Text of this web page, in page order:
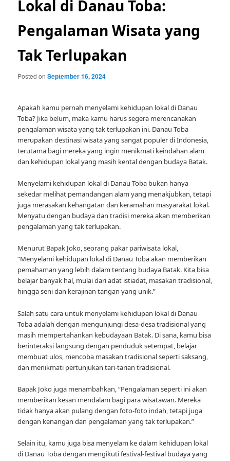
Lokal di Danau Toba:
Pengalaman Wisata yang
Tak Terlupakan
Posted onSeptember 16, 2024
Apakah kamu pernah menyelami kehidupan lokal di Danau
Toba? Jika belum, maka kamu harus segera merencanakan
pengalaman wisata yang tak terlupakan ini. Danau Toba
merupakan destinasi wisata yang sangat populer di Indonesia,
terutama bagi mereka yang ingin menikmati keindahan alam
dan kehidupan lokal yang masih kental dengan budaya Batak.
Menyelami kehidupan lokal di Danau Toba bukan hanya
sekedar melihat pemandangan alam yang menakjubkan, tetapi
juga merasakan kehangatan dan keramahan masyarakat lokal.
Menyatu dengan budaya dan tradisi mereka akan memberikan
pengalaman yang tak terlupakan.
Menurut Bapak Joko, seorang pakar pariwisata lokal,
“Menyelami kehidupan lokal di Danau Toba akan memberikan
pemahaman yang lebih dalam tentang budaya Batak. Kita bisa
belajar banyak hal, mulai dari adat istiadat, masakan tradisional,
hingga seni dan kerajinan tangan yang unik.”
Salah satu cara untuk menyelami kehidupan lokal di Danau
Toba adalah dengan mengunjungi desa-desa tradisional yang
masih mempertahankan kebudayaan Batak. Di sana, kamu bisa
berinteraksi langsung dengan penduduk setempat, belajar
membuat ulos, mencoba masakan tradisional seperti saksang,
dan menikmati pertunjukan tari-tarian tradisional.
Bapak Joko juga menambahkan, “Pengalaman seperti ini akan
memberikan kesan mendalam bagi para wisatawan. Mereka
tidak hanya akan pulang dengan foto-foto indah, tetapi juga
dengan kenangan dan pengalaman yang tak terlupakan.”
Selain itu, kamu juga bisa menyelam ke dalam kehidupan lokal
di Danau Toba dengan mengikuti festival-festival budaya yang